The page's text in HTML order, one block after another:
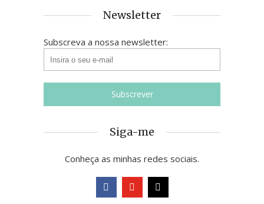
Newsletter
Subscreva a nossa newsletter:
Siga-me
Conheça as minhas redes sociais.